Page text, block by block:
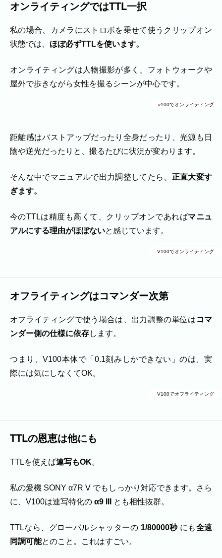
オンライティングではTTL一択
私の場合、カメラにストロボを乗せて使うクリップオン
状態では、 ほぼ必ずTTLを使います。
オンライティングは人物撮影が多く、フォトウォークや
屋外で歩きながら女性を撮るシーンが中心です。
v100でオンライティング
距離感はバストアップだったり全身だったり、光源も日
陰や逆光だったりと、撮るたびに状況が変わります。
そんな中でマニュアルで出力調整してたら、 正直大変す
ぎます。
今のTTLは精度も高くて、クリップオンであればマニュ
アルにする理由がほぼないと感じています。
V100でオンライティング
オフライティングはコマンダー次第
オフライティングで使う場合は、出力調整の単位は コマ
ンダー側の仕様に依存します。
つまり、V100本体で「0.1刻みしかできない」のは、実
際には気にしなくてOK。
V100でオフライティング
TTLの恩恵は他にも
TTLを使えば連写もOK。
私の愛機 SONY α7R V でもしっかり対応できます。さら
に、V100は連写特化の α9 III とも相性抜群。
TTLなら、グローバルシャッターの 1/80000秒にも全速
同調可能とのこと。これはすごい。